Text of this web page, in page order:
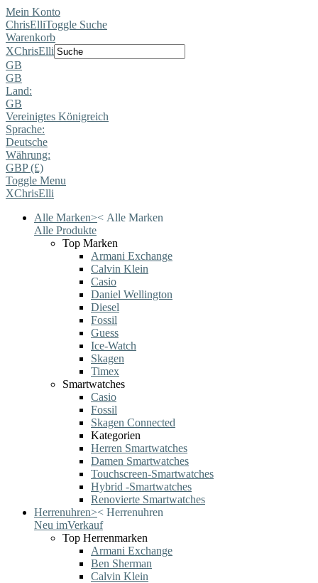
Mein Konto
ChrisElliToggle Suche
Warenkorb
XChrisElli
GB
GB
Land:
GB
Vereinigtes Königreich
Sprache:
Deutsche
Währung:
GBP (£)
Toggle Menu
XChrisElli
Alle Marken>< Alle Marken
Alle Produkte
Top Marken
Armani Exchange
Calvin Klein
Casio
Daniel Wellington
Diesel
Fossil
Guess
Ice-Watch
Skagen
Timex
Smartwatches
Casio
Fossil
Skagen Connected
Kategorien
Herren Smartwatches
Damen Smartwatches
Touchscreen-Smartwatches
Hybrid -Smartwatches
Renovierte Smartwatches
Herrenuhren>< Herrenuhren
Neu imVerkauf
Top Herrenmarken
Armani Exchange
Ben Sherman
Calvin Klein